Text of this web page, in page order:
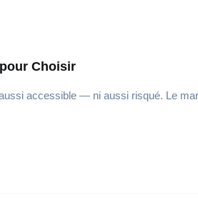
Choisir
accessible — ni aussi risqué. Le